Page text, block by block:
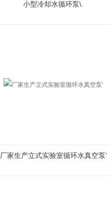
小型冷却水循环泵\.
厂家生产立式实验室循环水真空泵'